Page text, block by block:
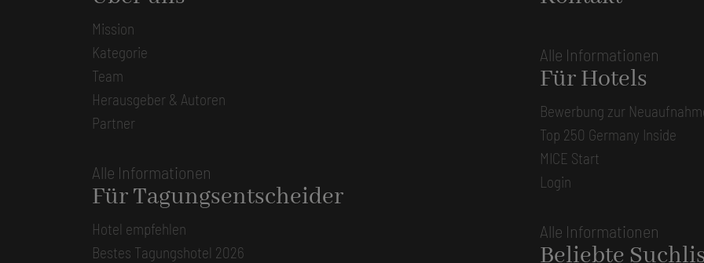
Mission
Kategorie
Team
Herausgeber & Autoren
Partner
Alle Informationen
Für Tagungsentscheider
Hotel empfehlen
Bestes Tagungshotel 2026
Alle Informationen
Für Hotels
Bewerbung zur
Top 250 Germany Inside
MICE Start
Login
Alle Informationen
Beliebte